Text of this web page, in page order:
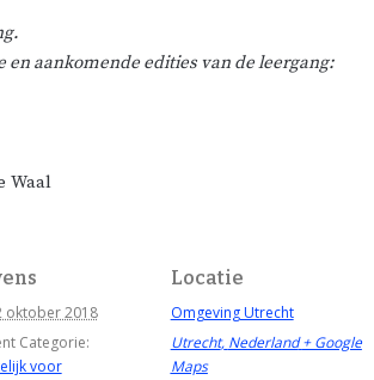
aankomende edities van de leergang:
Waal
oktober 2018
Categorie:
voor
Locatie
Omgeving Utrecht
Utrecht, Nederland + Google
Maps